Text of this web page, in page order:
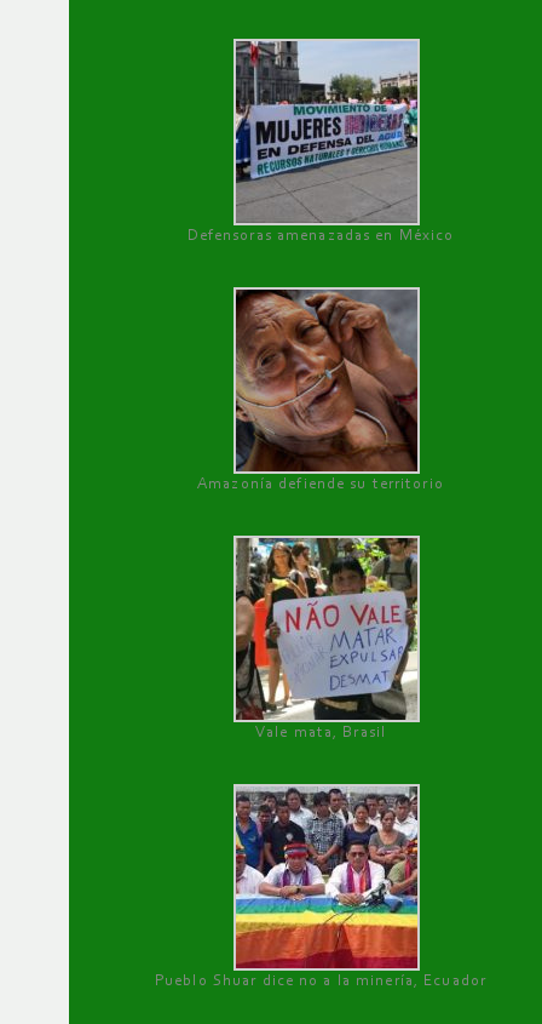
Defensoras amenazadas en México
Amazonía defiende su territorio
Vale mata, Brasil
Pueblo Shuar dice no a la minería, Ecuador